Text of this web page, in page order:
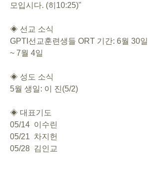
모입시다. (히10:25)"
◈ 선교 소식
GPTI선교훈련생들 ORT 기간: 6월 30일
~ 7월 4일
◈ 성도 소식
5월 생일: 이 진(5/2)
◈ 대표기도
05/14  이수린
05/21  차지헌
05/28  김인교